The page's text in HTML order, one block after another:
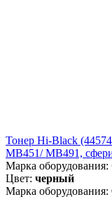
Тонер Hi-Black
MB451/ MB491,
Марка оборудования:
Цвет: черный
Марка